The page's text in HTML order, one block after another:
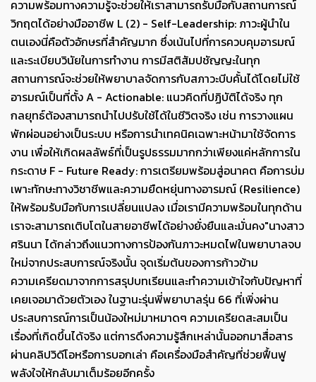
ความพร้อมทางความรู้จะช่วยให้เราสามารถรับมือกับสถานการณ์
วิกฤตได้อย่างมืออาชีพ L (2) - Self-Leadership: ภาวะผู้นำใน
ตนเองนี่คือตัวอักษรที่สำคัญมาก ซึ่งเน้นไปที่การควบคุมอารมณ์
และระเบียบวินัยในการทำงาน การมีสติสัมปชัญญะในทุก
สถานการณ์จะช่วยให้พยาบาลจัดการกับสภาวะบีบคั้นได้โดยไม่ใช้
อารมณ์เป็นที่ตั้ง A - Actionable: แนวคิดที่ปฏิบัติได้จริง ทุก
กลยุทธ์ต้องสามารถนำไปปรับใช้ได้ในชีวิตจริง เช่น การวางแผน
พักผ่อนอย่างเป็นระบบ หรือการนำเทคนิคเฉพาะหน้ามาใช้จัดการ
งาน เพื่อให้เกิดผลลัพธ์ที่เป็นรูปธรรมมากกว่าเพียงแค่หลักการใน
กระดาษ F - Future Ready: การเตรียมพร้อมสู่อนาคต คือการบ่ม
เพาะทักษะทางวิชาชีพและความยืดหยุ่นทางอารมณ์ (Resilience)
ให้พร้อมรับมือกับการเปลี่ยนแปลง เมื่อเรามีความพร้อมในทุกด้าน
เราจะสามารถเติบโตในสายอาชีพได้อย่างยั่งยืนและมั่นคง"นางสาว
ศรินนา ได้กล่าวถึงแนวทางการป้องกันภาวะหมดไฟในพยาบาลจบ
ใหม่จากประสบการณ์จริงนั้น จุดเริ่มต้นของการก้าวข้าม
ความเครียดมาจากการสรุปบทเรียนและทำความเข้าใจกับปัญหาที่
เคยเจอมาด้วยตัวเอง ในฐานะรุ่นพี่พยาบาลรุ่น 66 ที่เพิ่งผ่าน
ประสบการณ์การเป็นน้องใหม่มาหมาดๆ ความเครียดสะสมเป็น
เรื่องที่เกิดขึ้นได้จริง แต่การดึงความรู้สึกเหล่านั้นออกมาสื่อสาร
ผ่านคลิปวิดีโอหรือการบอกเล่า คือเครื่องมือสำคัญที่ช่วยฟื้นฟู
พลังใจให้กลับมาเต็มร้อยอีกครั้ง